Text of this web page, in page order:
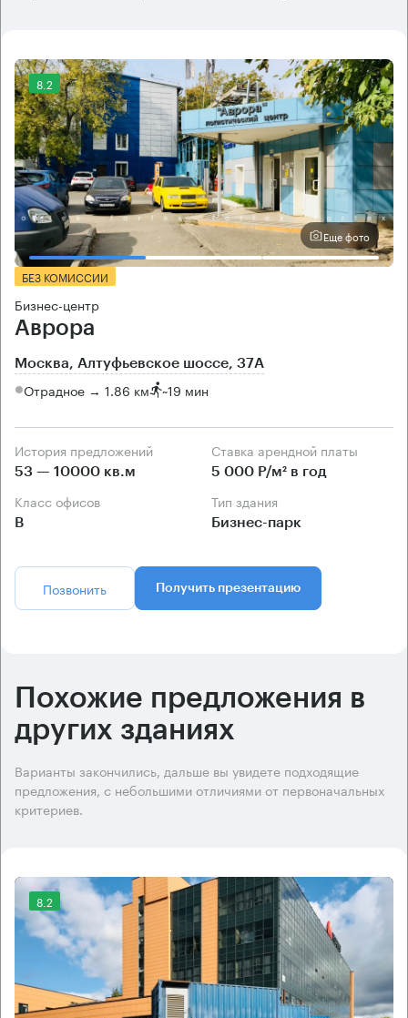
8.2
Еще фото
БЕЗ КОМИССИИ
Бизнес-центр
Аврора
Москва, Алтуфьевское шоссе, 37А
Отрадное → 1.86 км ~19 мин
История предложений
53 — 10000 кв.м
Ставка арендной платы
5 000 Р/м² в год
Класс офисов
B
Тип здания
Бизнес-парк
Позвонить Получить презентацию
Похожие предложения в
других зданиях
Варианты закончились, дальше вы увидете подходящие
предложения, с небольшими отличиями от первоначальных
критериев.
8.2